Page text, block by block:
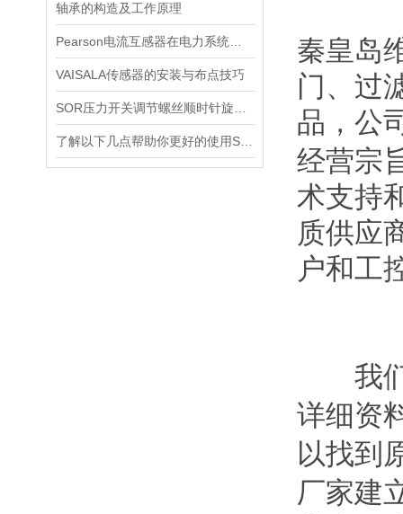
轴承的构造及工作原理
VAISALA传感器的安装与布点技巧
秦皇岛
门、过
品，公
经营宗
术支持
质供应
户和工
我们
详细资
以找到
厂家建